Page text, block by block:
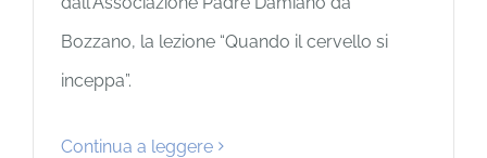
Bozzano, la lezione “Quando il cervello si
inceppa”.
Continua a leggere